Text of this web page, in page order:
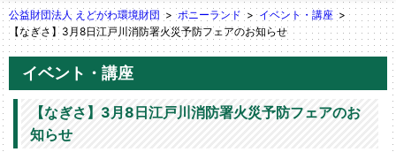
公益財団法人 えどがわ環境財団 ポニーランド
イベント・講座
【なぎさ】3月8日江戸川消防署火災予防フェアのお知らせ
イベント・講座
【なぎさ】3月8日江戸川消防署火災予防フェアのお
知らせ